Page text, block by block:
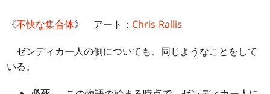
《不快な集合体》 アート： Chris Rallis
ゼンディカー人の側についても、同じようなことをして
いる。